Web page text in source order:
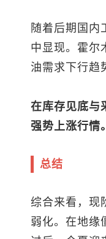
随着后期国内
中显现。霍尔
油需求下行趋
在库存见底与
强势上涨行情。
总结
综合来看，现
弱化。在地缘